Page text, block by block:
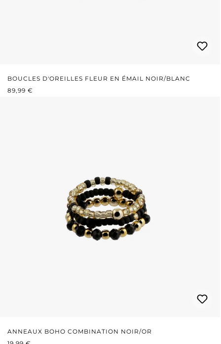
BOUCLES D'OREILLES FLEUR EN ÉMAIL NOIR/BLANC
PRIX RÉGULIER :
89,99 €
ANNEAUX BOHO COMBINATION NOIR/OR